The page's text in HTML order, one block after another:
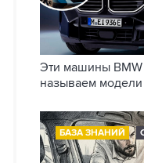
Эти машины
называем модели
БАЗА ЗНАНИЙ